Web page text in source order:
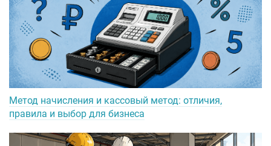
Метод начисления и кассовый метод: отличия,
правила и выбор для бизнеса